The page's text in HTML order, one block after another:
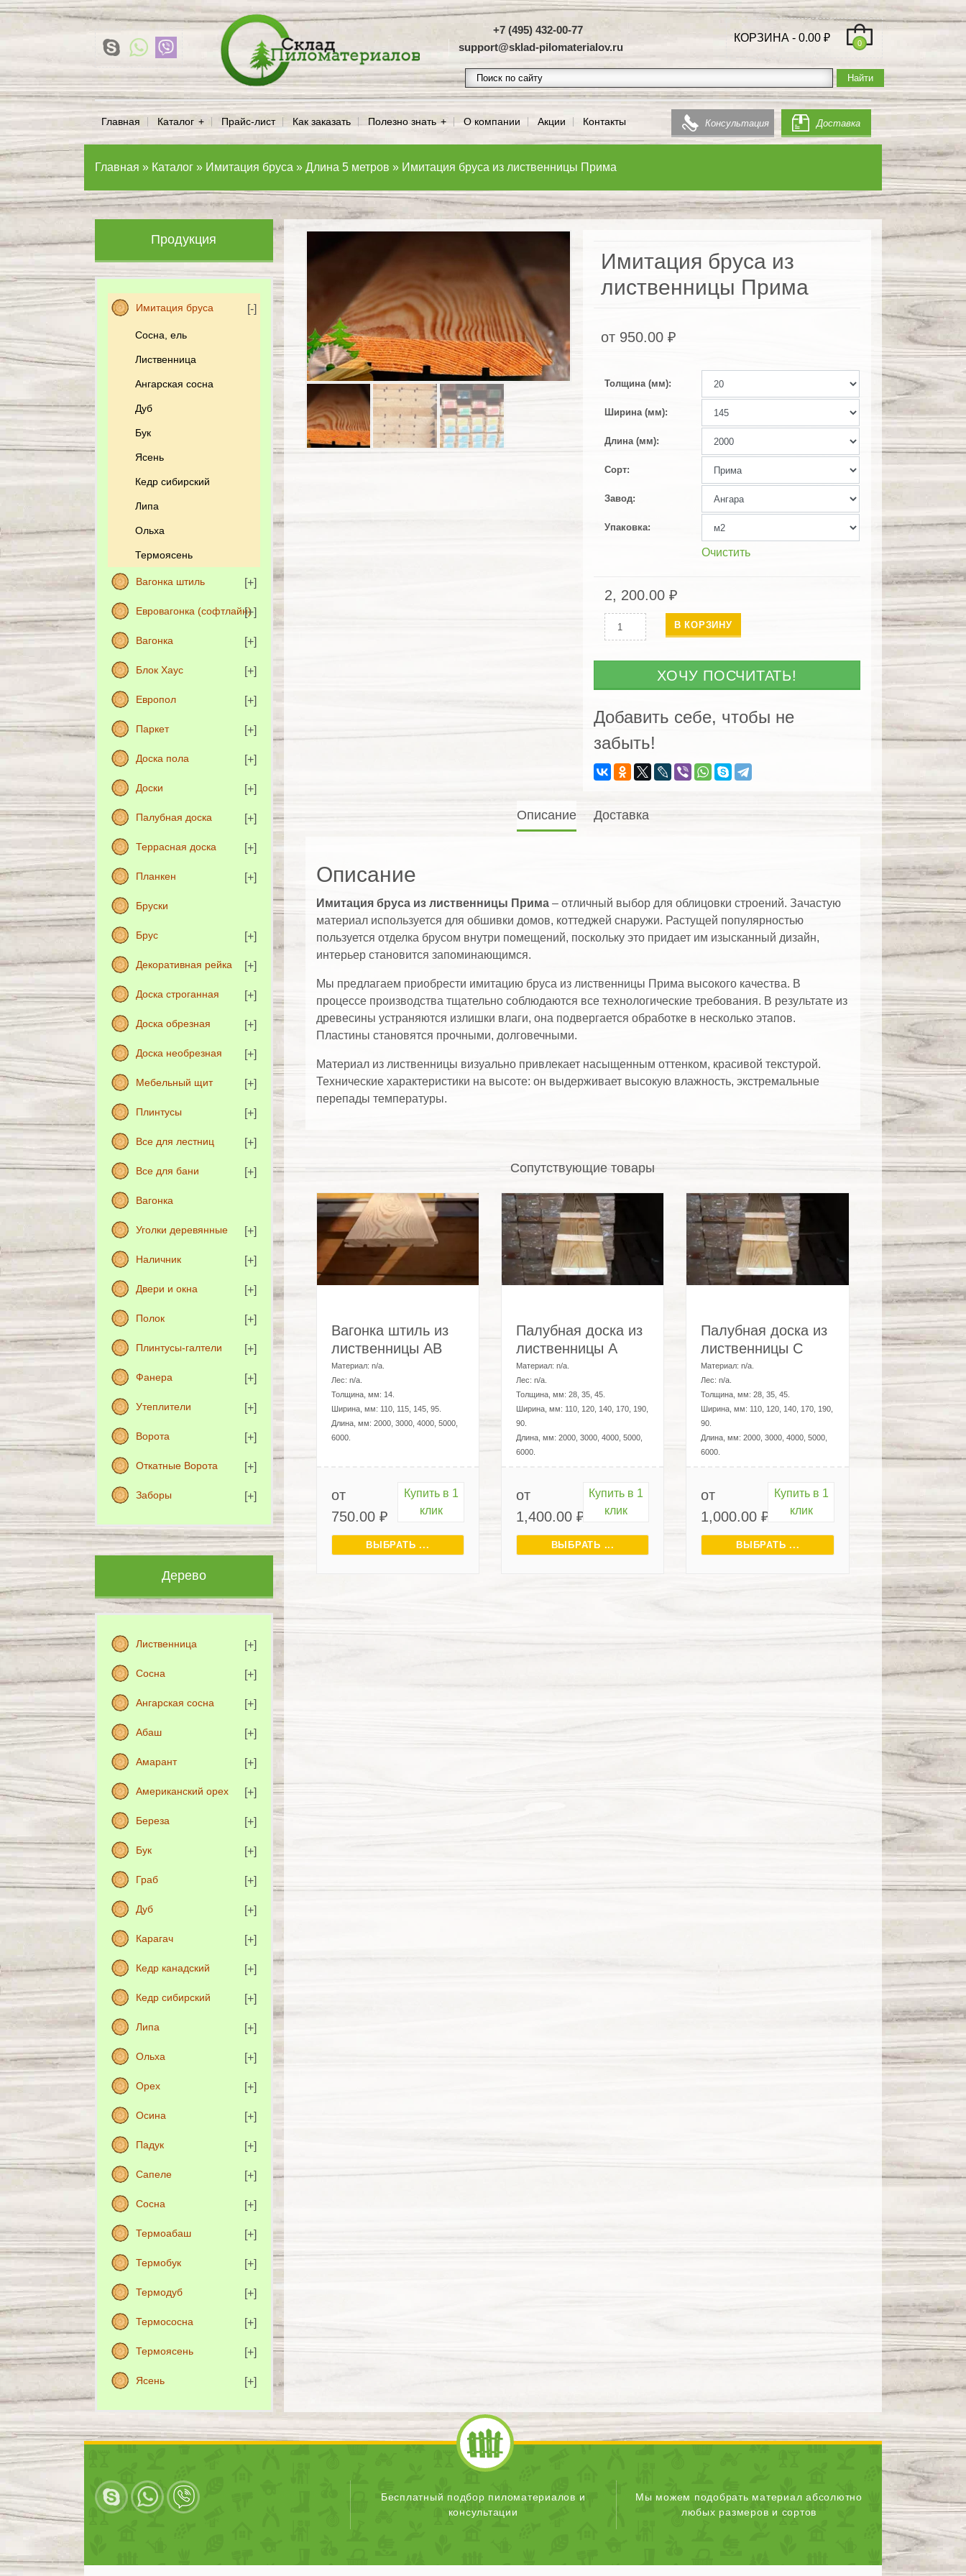
+7 (495) 432-00-77
support@sklad-pilomaterialov.ru
КОРЗИНА - 0.00 ₽ 0
Главная Каталог Прайс-лист Как заказать Полезно знать О компании Акции Контакты Доставка
Консультация
Главная » Каталог » Имитация бруса » Длина 5 метров » Имитация бруса из лиственницы Прима
Продукция
Имитация бруса
Сосна, ель
Лиственница
Ангарская сосна
Дуб
Бук
Ясень
Кедр сибирский
Липа
Ольха
Термоясень
Вагонка штиль
Евровагонка (софтлайн)
Вагонка
Блок Хаус
Европол
Паркет
Доска пола
Доски
Палубная доска
Террасная доска
Планкен
Бруски
Брус
Декоративная рейка
Доска строганная
Доска обрезная
Доска необрезная
Мебельный щит
Плинтусы
Все для лестниц
Все для бани
Вагонка
Уголки деревянные
Наличник
Двери и окна
Полок
Плинтусы-галтели
Фанера
Утеплители
Ворота
Откатные Ворота
Заборы
Дерево
Лиственница
Сосна
Ангарская сосна
Абаш
Амарант
Американский орех
Береза
Бук
Граб
Дуб
Карагач
Кедр канадский
Кедр сибирский
Липа
Ольха
Орех
Осина
Падук
Сапеле
Сосна
Термоабаш
Термобук
Термодуб
Термососна
Термоясень
Ясень
Имитация бруса из
лиственницы Прима
от 950.00 ₽
Толщина (мм)
Ширина (мм)
Длина (мм)
Сорт
Завод
Упаковка
Очистить
2, 200.00 ₽
Количество
Имитация
лиственницы
В КОРЗИНУ
ХОЧУ ПОСЧИТАТЬ!
Добавить себе, чтобы не
забыть!
Описание Доставка
Описание
Имитация бруса из лиственницы Прима– отличный выбор для облицовки строений. Зачастую
материал используется для обшивки домов, коттеджей снаружи. Растущей популярностью
пользуется отделка брусом внутри помещений, поскольку это придает им изысканный дизайн,
интерьер становится запоминающимся.
Мы предлагаем приобрести имитацию бруса из лиственницы Прима высокого качества. В
процессе производства тщательно соблюдаются все технологические требования. В результате из
древесины устраняются излишки влаги, она подвергается обработке в несколько этапов.
Пластины становятся прочными, долговечными.
Материал из лиственницы визуально привлекает насыщенным оттенком, красивой текстурой.
Технические характеристики на высоте: он выдерживает высокую влажность, экстремальные
перепады температуры.
Сопутствующие товары
Вагонка штиль из
лиственницы AB
Материал: n/a.
Лес: n/a.
Толщина, мм: 14.
Ширина, мм: 110, 115, 145, 95.
Длина, мм: 2000, 3000, 4000, 5000,
6000.
от
750.00 ₽
Купить в 1
клик
ВЫБРАТЬ ...
Палубная доска из
лиственницы A
Материал: n/a.
Лес: n/a.
Толщина, мм: 28, 35, 45.
Ширина, мм: 110, 120, 140, 170, 190,
90.
Длина, мм: 2000, 3000, 4000, 5000,
6000.
от
1,400.00 ₽
Купить в 1
клик
ВЫБРАТЬ ...
Палубная доска из
лиственницы C
Материал:n/a
Лес:n/a
Толщина, мм:28, 35, 45
Ширина, мм: 110, 120, 140, 170, 190,
90
Длина, мм:2000, 3000, 4000, 5000,
6000
от
1,000.00₽
Купить в 1
клик
ВЫБРАТЬ ...
Бесплатный подбор пиломатериалов и
консультации
Мы можем подобрать материал абсолютно
любых размеров и сортов